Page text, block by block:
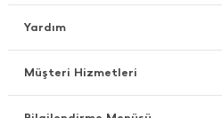
Yardım
Müşteri Hizmetleri